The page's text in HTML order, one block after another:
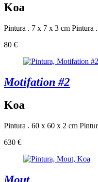
Koa
Pintura . 7 x 7 x 3 cm Pintura
80 €
Motifation #2
Koa
Pintura . 60 x 60 x 2 cm
630 €
Mout